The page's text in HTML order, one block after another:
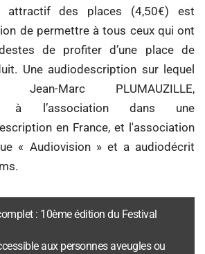
des places (4,50€) est
de permettre à tous ceux qui ont
de profiter d’une place de
Une audiodescription sur lequel
Marc PLUMAUZILLE,
à l’association dans une
en France, et l'association
« Audiovision » et a audiodécrit
: 10ème édition du Festival
aux personnes aveugles ou